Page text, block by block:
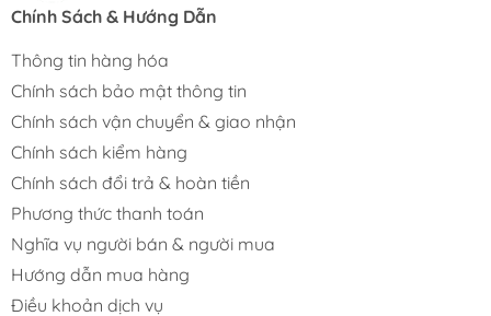
Chính Sách & Hướng Dẫn
Thông tin hàng hóa
Chính sách bảo mật thông tin
Chính sách vận chuyển & giao nhận
Chính sách kiểm hàng
Chính sách đổi trả & hoàn tiền
Phương thức thanh toán
Nghĩa vụ người bán & người mua
Hướng dẫn mua hàng
Điều khoản dịch vụ